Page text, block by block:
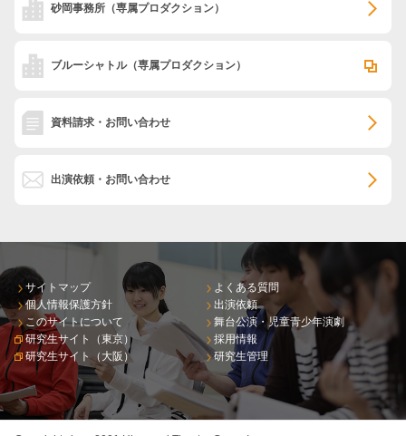
砂岡事務所 （専属プロダクション）
ブルーシャトル（専属プロダクション）
資料請求・お問い合わせ
出演依頼・お問い合わせ
サイトマップ
個人情報保護方針
このサイトについて
研究生サイト（東京）
研究生サイト（大阪）
よくある質問
出演依頼
舞台公演・児童青少年演劇
採用情報
研究生管理